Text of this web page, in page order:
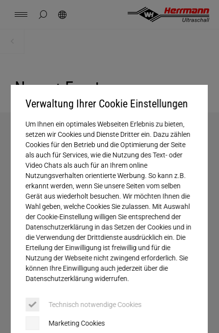
Verwaltung Ihrer Cookie Einstellungen
Um Ihnen ein optimales Webseiten Erlebnis zu bieten,
setzen wir Cookies und Dienste Dritter ein. Dazu zählen
Cookies für den Betrieb und die Optimierung der Seite
als auch für Services, wie die Nutzung des Text- oder
Video Chats als auch für an Ihrem online
Nutzungsverhalten orientierte Werbung. So kann z.B.
erkannt werden, wenn Sie unsere Seiten vom selben
Gerät aus wiederholt besuchen. Wir möchten Ihnen die
Wahl geben, welche Cookies Sie zulassen. Mit Auswahl
der Cookie-Einstellung willigen Sie entsprechend der
Datenschutzerklärung in das Setzen der Cookies und in
die Verwendung der Drittdienste ausdrücklich ein. Die
Erteilung der Einwilligung ist freiwillig und für die
Nutzung der Webseite nicht zwingend erforderlich. Sie
können Ihre Einwilligung auch jederzeit über die
Datenschutzerklärung widerrufen.
Technisch notwendige Cookies
Marketing Cookies
Seitensuche schließen
Branchenlösung
Schweißen mit Ultraschall
Produkte
Unternehmen
Service
Hungary magyar
Japan 日本語
News + Events
ZURÜCKSETZEN